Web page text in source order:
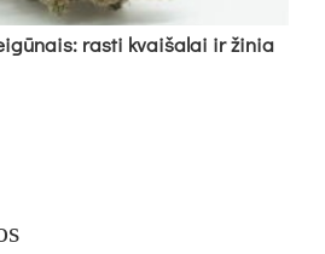
ras­ti kvai­ša­lai ir ži­nia